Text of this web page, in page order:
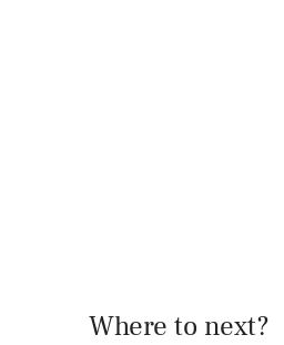
Where to next?